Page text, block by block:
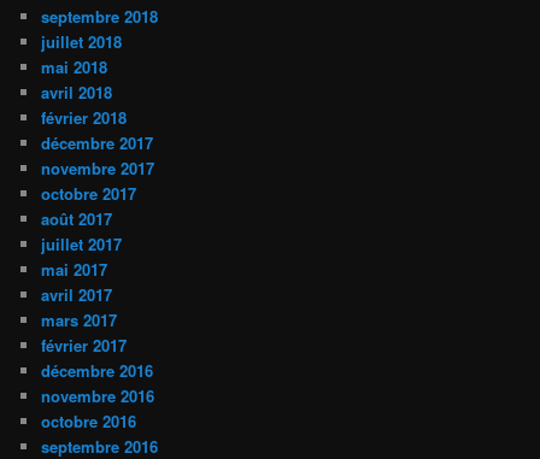
septembre 2018
juillet 2018
mai 2018
avril 2018
février 2018
décembre 2017
novembre 2017
octobre 2017
août 2017
juillet 2017
mai 2017
avril 2017
mars 2017
février 2017
décembre 2016
novembre 2016
octobre 2016
septembre 2016